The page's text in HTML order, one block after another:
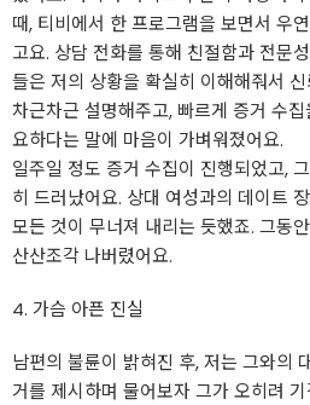
때, 티비에서 한 프로그램을 보면서 우
고요. 상담 전화를 통해 친절함과 전문
들은 저의 상황을 확실히 이해해줘서
차근차근 설명해주고, 빠르게 증거 수
요하다는 말에 마음이 가벼워졌어요.
일주일 정도 증거 수집이 진행되었고,
히 드러났어요. 상대 여성과의 데이트
모든 것이 무너져 내리는 듯했죠. 그동
산산조각 나버렸어요.
4. 가슴 아픈 진실
남편의 불륜이 밝혀진 후, 저는 그와의
거를 제시하며 물어보자 그가 오히려